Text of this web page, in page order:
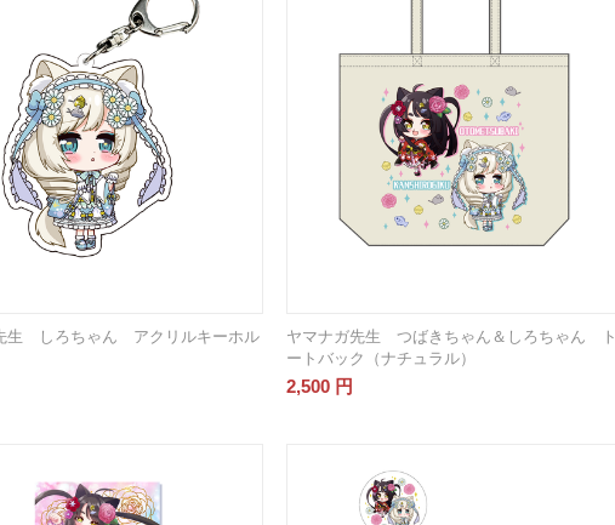
生 しろちゃん アクリルキーホル
ヤマナガ先生 つばきちゃん＆しろちゃん ト
ートバック（ナチュラル）
2,500 円